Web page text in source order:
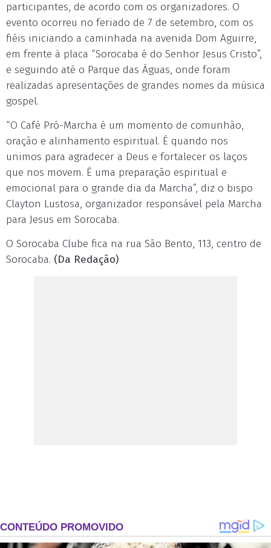
participantes, de acordo com os organizadores. O
evento ocorreu no feriado de 7 de setembro, com os
fiéis iniciando a caminhada na avenida Dom Aguirre,
em frente à placa “Sorocaba é do Senhor Jesus Cristo”,
e seguindo até o Parque das Águas, onde foram
realizadas apresentações de grandes nomes da música
gospel.
“O Café Pró-Marcha é um momento de comunhão,
oração e alinhamento espiritual. É quando nos
unimos para agradecer a Deus e fortalecer os laços
que nos movem. É uma preparação espiritual e
emocional para o grande dia da Marcha”, diz o bispo
Clayton Lustosa, organizador responsável pela Marcha
para Jesus em Sorocaba.
O Sorocaba Clube fica na rua São Bento, 113, centro de
Sorocaba. (Da Redação)